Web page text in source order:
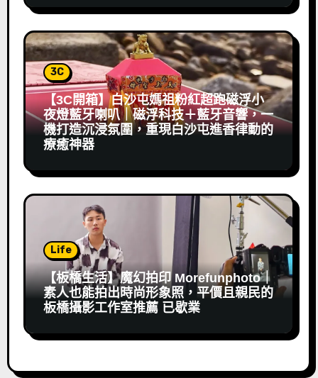
3C
【3C開箱】白沙屯媽祖粉紅超跑磁浮小
夜燈藍牙喇叭｜磁浮科技＋藍牙音響，一
機打造沉浸氛圍，重現白沙屯進香律動的
療癒神器
Life
【板橋生活】魔幻拍印 Morefunphoto｜
素人也能拍出時尚形象照，平價且親民的
板橋攝影工作室推薦 已歇業